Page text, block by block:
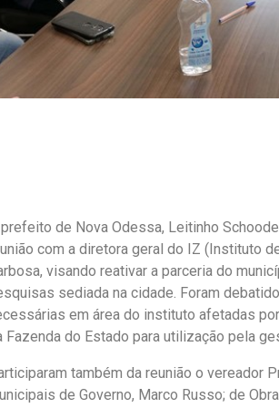
de Nova Odessa, Leitinho
com a diretora geral do IZ (Instituto
visando reativar a parceria do
sediada na cidade. Foram
em área do instituto afetadas
Fazenda do Estado para utilização pela
também da reunião o vereador
de Governo, Marco Russo; de